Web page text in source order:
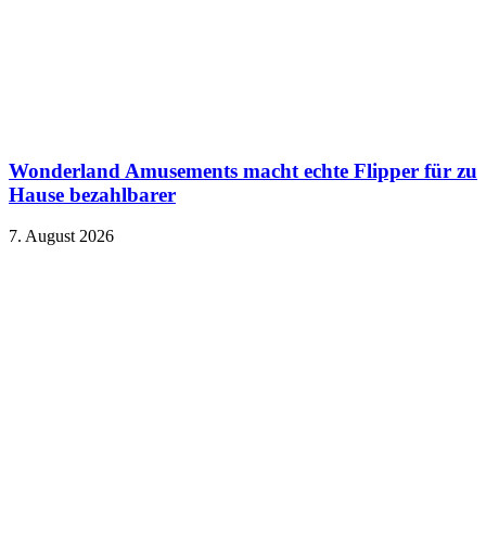
Wonderland Amusements macht echte Flipper für zu
Hause bezahlbarer
7. August 2026